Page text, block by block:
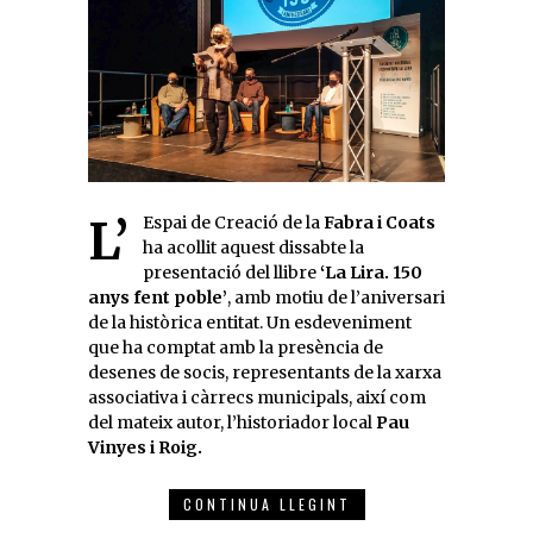
L’Espai de Creació de laFabra i Coats
ha acollit aquest dissabte la
presentació del llibre‘La Lira. 150
anys fent poble’, amb motiu de l’aniversari
de la històrica entitat. Un esdeveniment
que ha comptat amb la presència de
desenes de socis, representants de la xarxa
associativa i càrrecs municipals, així com
del mateix autor, l’historiador localPau
Vinyes i Roig.
CONTINUA LLEGINT